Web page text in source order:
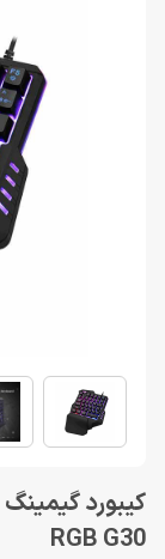
RGB G30